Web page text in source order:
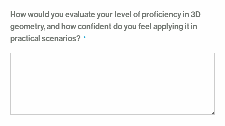
How would you evaluate your level of proficiency in 3D
geometry, and how confident do you feel applying it in
practical scenarios?